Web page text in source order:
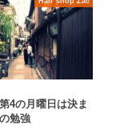
4の月曜日は決ま
勉強